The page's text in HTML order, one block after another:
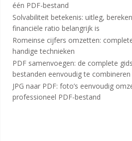
één PDF-bestand
Solvabiliteit betekenis: uitleg,
financiële ratio belangrijk is
Romeinse cijfers omzetten:
handige technieken
PDF samenvoegen: de complete
bestanden eenvoudig te combineren
JPG naar PDF: foto’s eenvoudig
professioneel PDF-bestand